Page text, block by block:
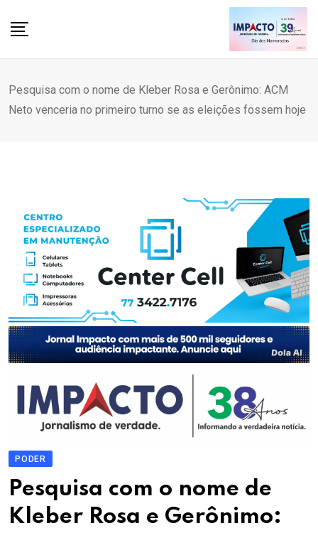
Pesquisa com o nome de Kleber Rosa e Gerônimo: ACM
Neto venceria no primeiro turno se as eleições fossem hoje
PODER
Pesquisa com o nome de
Kleber Rosa e Gerônimo: